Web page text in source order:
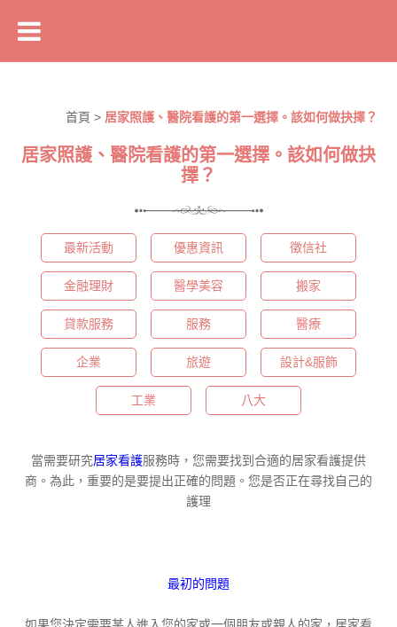
首頁 > 居家照護、醫院看護的第一選擇。該如何做抉擇？
居家照護、醫院看護的第一選擇。該如何做抉
擇？
最新活動 優惠資訊 徵信社
金融理財 醫學美容 搬家
貸款服務 服務 醫療
企業 旅遊 設計&服飾
工業 八大
當需要研究居家看護服務時，您需要找到合適的居家看護提供
商。為此，重要的是要提出正確的問題。您是否正在尋找自己的
護理
最初的問題
如果您決定需要某人進入您的家或一個朋友或親人的家，居家看